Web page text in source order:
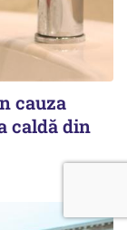
cauza
caldă din